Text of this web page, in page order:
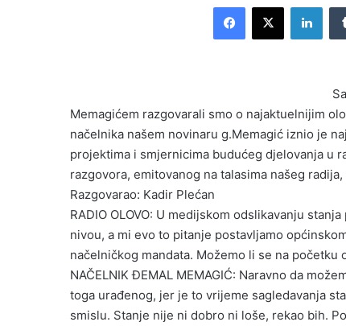
m
a
i
l
Memagićem razgovarali smo o najaktuelnijim
načelnika našem novinaru g.Memagić iznio je
projektima i smjernicima budućeg djelovanja u
razgovora, emitovanog na talasima našeg
Razgovarao: Kadir Plećan
RADIO OLOVO: U medijskom odslikavanju
nivou, a mi evo to pitanje postavljamo
načelničkog mandata. Možemo li se na
NAČELNIK ĐEMAL MEMAGIĆ: Naravno da
toga urađenog, jer je to vrijeme sagledavanja
smislu. Stanje nije ni dobro ni loše, rekao bih.